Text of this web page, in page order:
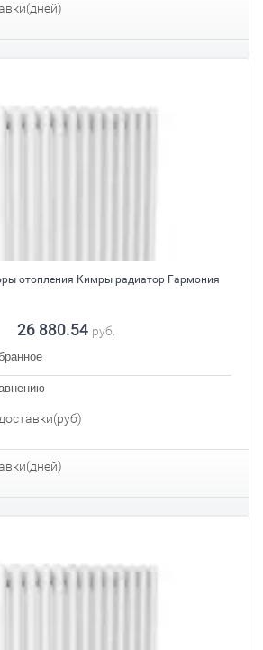
отопления Кимры радиатор Гармония
26 880.54 руб.